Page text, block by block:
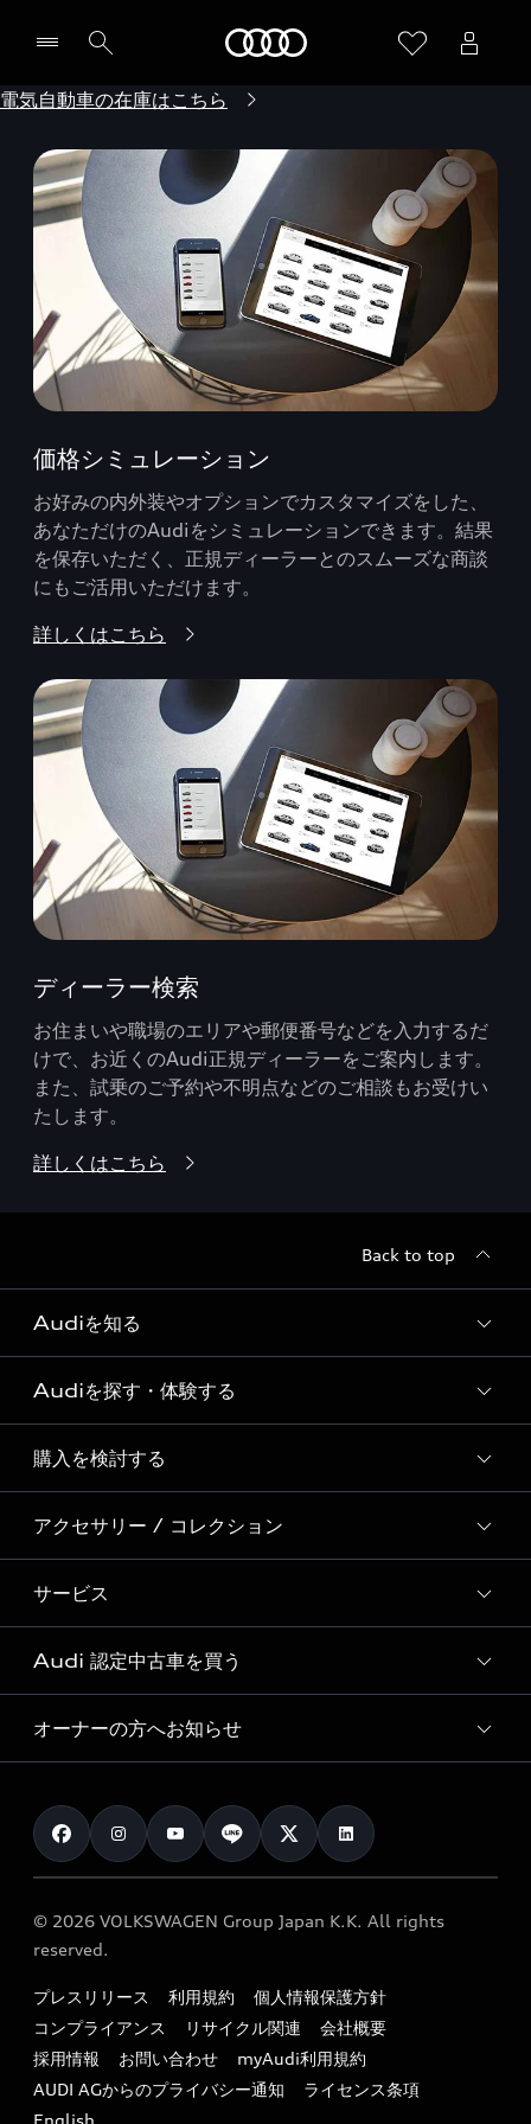
電気自動車の在庫はこちら
価格シミュレーション
お好みの内外装やオプションでカスタマイズをした、
あなただけのAudiをシミュレーションできます。結果
を保存いただく、正規ディーラーとのスムーズな商談
にもご活用いただけます。
詳しくはこちら
ディーラー検索
お住まいや職場のエリアや郵便番号などを入力するだ
けで、お近くのAudi正規ディーラーをご案内します。
また、試乗のご予約や不明点などのご相談もお受けい
たします。
詳しくはこちら
Back to top
Audiを知る
Audi ブランド
Story of Progress
Audi Sport
Formula 1®
デジタルサービス
Audiを探す・体験する
ディーラー検索
新車在庫検索
試乗車・展示車検索
見積り依頼
試乗予約
購入を検討する
モデル一覧
特別仕様モデル / 限定モデル
e-tronラインアップ
価格シミュレーション
車両比較
カタログ一覧
アクセサリー / コレクション
純正アクセサリー
オンラインショップ
Audi collection
アウディナビアプリ
サービス
サービス入庫予約
サービスプログラム
メンテナンス
車検 / 定期点検
e-tronアフターサポート
myAudi
Audi 認定中古車を買う
Audi認定中古車
クオリティ
保証
メンテナンス
ファイナンス
キャンペーン / イベント
買取査定
オーナーの方へお知らせ
お知らせ
オーナー様向けキャンペーン
特定整備適用車一覧
リサイクル法
よくある質問（FAQ）
© 2026 VOLKSWAGEN Group Japan K.K. All rights
reserved.
プレスリリース 利用規約
個人情報保護方針
コンプライアンス
リサイクル関連
会社概要
採用情報
お問い合わせ
myAudi利用規約
AUDI AGからのプライバシー通知
ライセンス条項
English